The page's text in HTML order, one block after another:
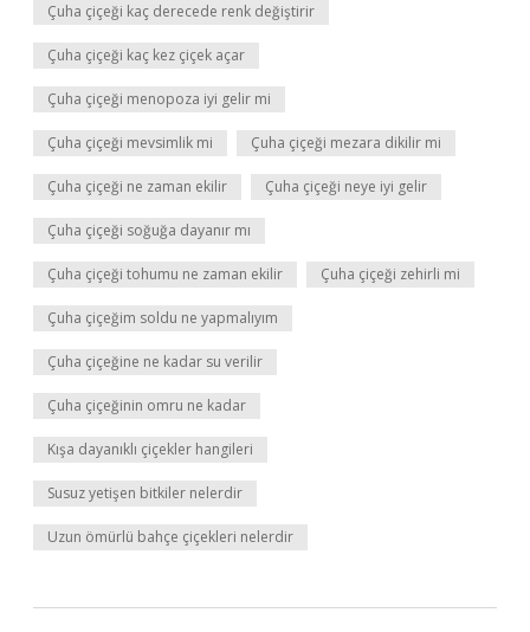
Çuha çiçeği kaç derecede renk değiştirir
Çuha çiçeği kaç kez çiçek açar
Çuha çiçeği menopoza iyi gelir mi
Çuha çiçeği mevsimlik mi Çuha çiçeği mezara dikilir mi
Çuha çiçeği ne zaman ekilir Çuha çiçeği neye iyi gelir
Çuha çiçeği soğuğa dayanır mı
Çuha çiçeği tohumu ne zaman ekilir Çuha çiçeği zehirli mi
Çuha çiçeğim soldu ne yapmalıyım
Çuha çiçeğine ne kadar su verilir
Çuha çiçeğinin omru ne kadar
Kışa dayanıklı çiçekler hangileri
Susuz yetişen bitkiler nelerdir
Uzun ömürlü bahçe çiçekleri nelerdir